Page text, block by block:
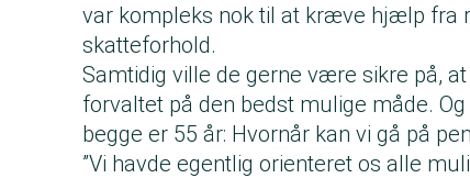
var kompleks nok til at kræve hjælp fra
skatteforhold.
Samtidig ville de gerne være sikre på,
forvaltet på den bedst mulige måde.
begge er 55 år: Hvornår kan vi gå på
”Vi havde egentlig orienteret os alle